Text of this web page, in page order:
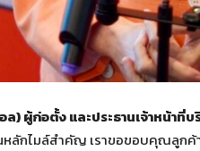
) ผู้ก่อตั้ง และประธานเจ้าหน้าที่บ
หลักไมล์สำคัญ เราขอขอบคุณลูกค้